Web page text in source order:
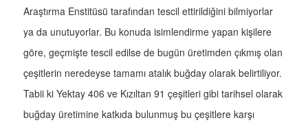
Araştırma Enstitüsü tarafından tescil ettirildiğini bilmiyorlar
ya da unutuyorlar. Bu konuda isimlendirme yapan kişilere
göre, geçmişte tescil edilse de bugün üretimden çıkmış olan
çeşitlerin neredeyse tamamı atalık buğday olarak belirtiliyor.
Tabii ki Yektay 406 ve Kızıltan 91 çeşitleri gibi tarihsel olarak
buğday üretimine katkıda bulunmuş bu çeşitlere karşı